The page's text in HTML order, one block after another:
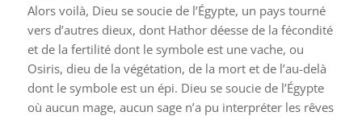
Alors voilà, Dieu se soucie de l’Égypte, un pays tourné
vers d’autres dieux, dont Hathor déesse de la fécondité
et de la fertilité dont le symbole est une vache, ou
Osiris, dieu de la végétation, de la mort et de l’au-delà
dont le symbole est un épi. Dieu se soucie de l’Égypte
où aucun mage, aucun sage n’a pu interpréter les rêves